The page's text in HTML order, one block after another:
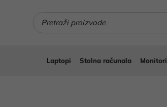
Laptopi Stolna računala Monitori